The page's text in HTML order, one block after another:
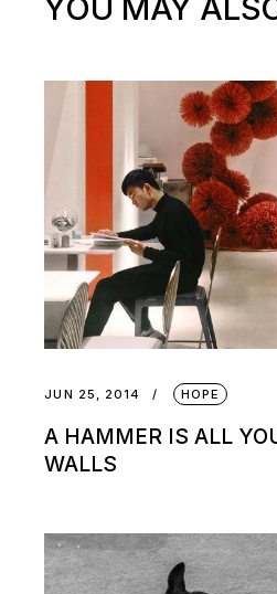
YOU MAY
JUN 25, 2014 HOPE
A HAMMER IS ALL
WALLS